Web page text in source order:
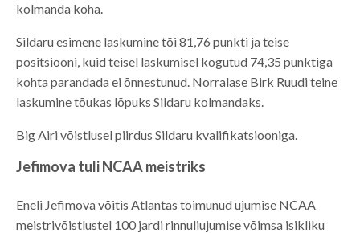
kolmanda koha.
Sildaru esimene laskumine tõi 81,76 punkti ja teise
positsiooni, kuid teisel laskumisel kogutud 74,35 punktiga
kohta parandada ei õnnestunud. Norralase Birk Ruudi teine
laskumine tõukas lõpuks Sildaru kolmandaks.
Big Airi võistlusel piirdus Sildaru kvalifikatsiooniga.
Jefimova tuli NCAA meistriks
Eneli Jefimova võitis Atlantas toimunud ujumise NCAA
meistrivõistlustel 100 jardi rinnuliujumise võimsa isikliku